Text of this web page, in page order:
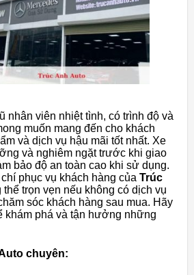
nhân viên nhiệt tình, có trình độ và
muốn mang đến cho khách
và dịch vụ hậu mãi tốt nhất. Xe
và nghiêm ngặt trước khi giao
bảo độ an toàn cao khi sử dụng.
phục vụ khách hàng của Trúc
thể trọn vẹn nếu không có dịch vụ
sóc khách hàng sau mua. Hãy
khám phá và tận hưởng những
chuyên: